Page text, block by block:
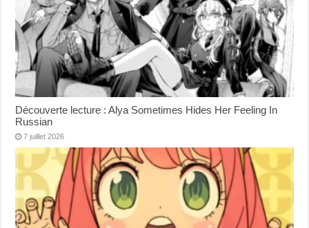
Découverte lecture : Alya Sometimes Hides Her Feeling In
Russian
7 juillet 2026